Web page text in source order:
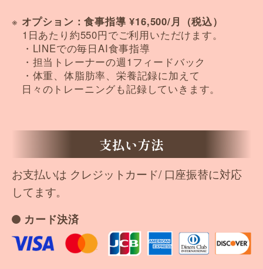
※ オプション：食事指導 ¥16,500/月（税込）
1日あたり約550円でご利用いただけます。
・LINEでの毎日AI食事指導
・担当トレーナーの週1フィードバック
・体重、体脂肪率、栄養記録に加えて
日々のトレーニングも記録していきます。
支払い方法
お支払いは クレジットカード/ 口座振替に対応
してます。
カード決済